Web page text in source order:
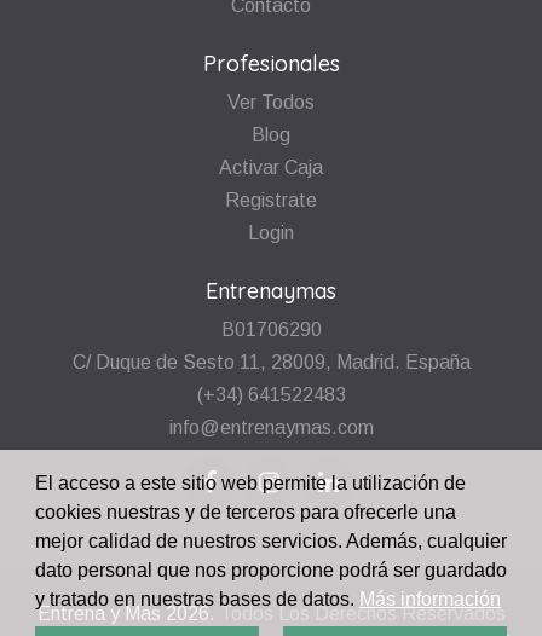
Contacto
Profesionales
Ver Todos
Blog
Activar Caja
Registrate
Login
Entrenaymas
B01706290
C/ Duque de Sesto 11, 28009, Madrid. España
(+34) 641522483
info@entrenaymas.com
Entrena y Mas 2026. Todos Los Derechos Reservados
El acceso a este sitio web permite la utilización de
cookies nuestras y de terceros para ofrecerle una
mejor calidad de nuestros servicios. Además, cualquier
dato personal que nos proporcione podrá ser guardado
y tratado en nuestras bases de datos. Más información